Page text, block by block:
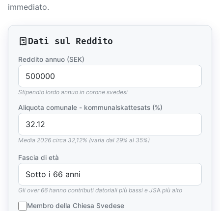
immediato.
Dati sul Reddito
Reddito annuo (SEK)
Stipendio lordo annuo in corone svedesi
Aliquota comunale - kommunalskattesats (%)
Media 2026 circa 32,12% (varia dal 29% al 35%)
Fascia di età
Gli over 66 hanno contributi datoriali più bassi e JSA più alto
Membro della Chiesa Svedese